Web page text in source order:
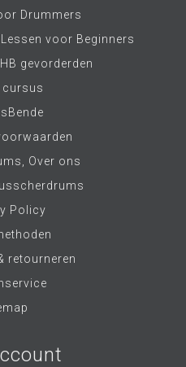
Drummers
voor Beginners
gevorderden
cursus
Over ons
Policy
retourneren